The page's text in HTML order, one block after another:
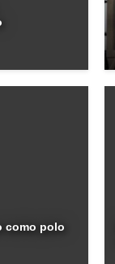
como polo